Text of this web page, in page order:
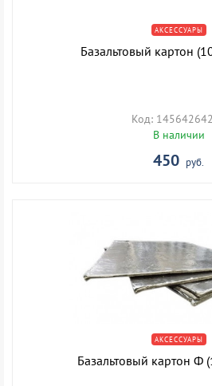
АКСЕССУАРЫ
Базальтовый картон
Код:
В наличии
450 руб.
АКСЕССУАРЫ
Базальтовый картон Ф